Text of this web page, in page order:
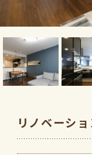
リノベーシ